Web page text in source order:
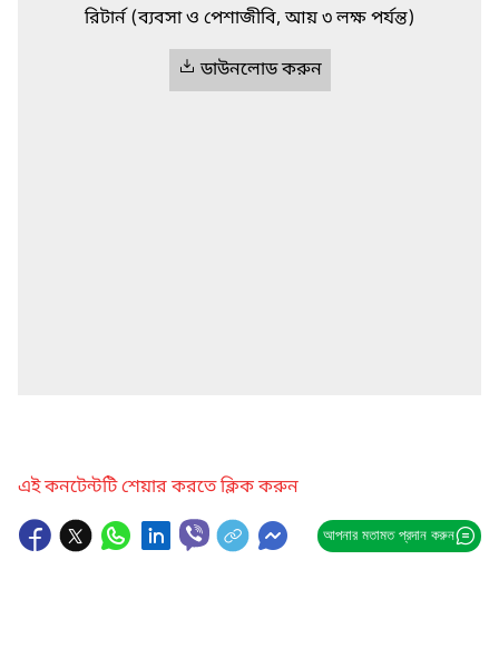
রিটার্ন (ব্যবসা ও পেশাজীবি, আয় ৩ লক্ষ পর্যন্ত)
ডাউনলোড করুন
এই কনটেন্টটি শেয়ার করতে ক্লিক করুন
আপনার মতামত প্রদান করুন